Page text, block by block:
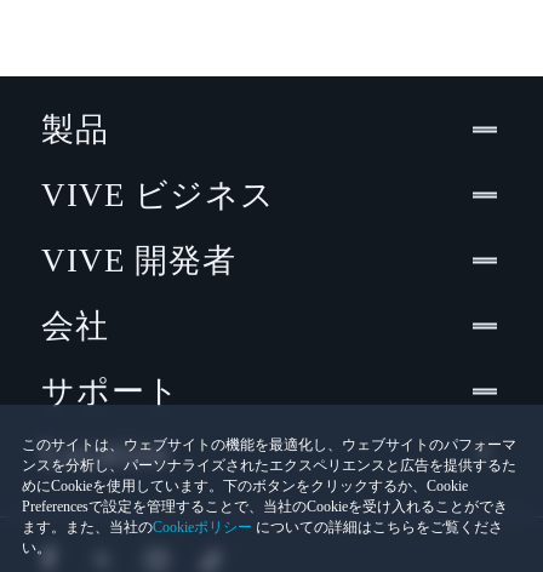
このサイトは、ウェブサイトの機能を最適化し、ウェブサイトのパフォーマ
ンスを分析し、パーソナライズされたエクスペリエンスと広告を提供するた
めにCookieを使用しています。下のボタンをクリックするか、Cookie
Preferencesで設定を管理することで、当社のCookieを受け入れることができ
ます。また、当社のCookieポリシー についての詳細はこちらをご覧くださ
い。
製品
VIVE ビジネス
VIVE 開発者
会社
サポート
Location